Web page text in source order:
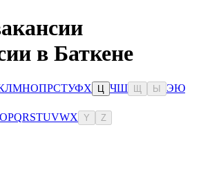
в Баткене
ЛМНОПРСТУФХ ЧШ Ы ЭЮ
OPQRSTUVWX Y Z